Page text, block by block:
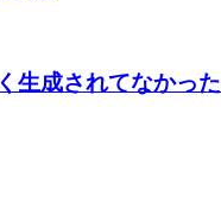
生成されてなかった